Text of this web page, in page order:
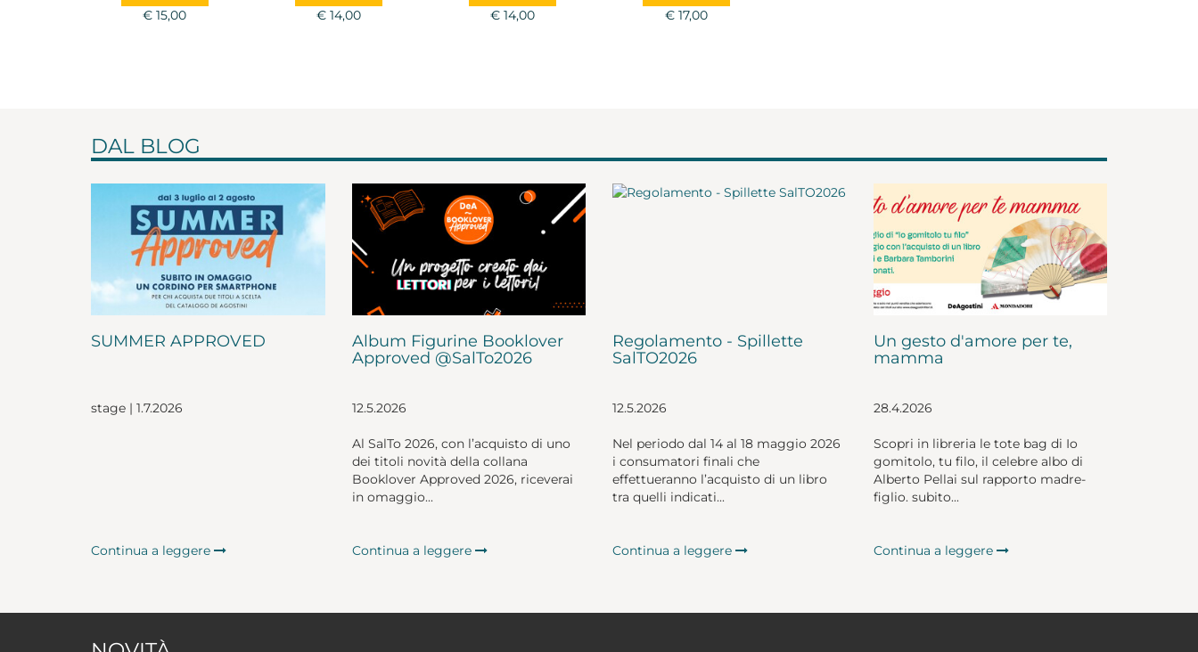
€ 15,00 € 14,00 € 14,00 € 17,00
DAL BLOG
SUMMER APPROVED
stage | 1.7.2026
Continua a leggere
Album Figurine Booklover
Approved @SalTo2026
12.5.2026
Al SalTo 2026, con l’acquisto di uno
dei titoli novità della collana
Booklover Approved 2026, riceverai
in omaggio...
Continua a leggere
Regolamento - Spillette
SalTO2026
12.5.2026
Nel periodo dal 14 al 18 maggio 2026
i consumatori finali che
effettueranno l’acquisto di un libro
tra quelli indicati...
Continua a leggere
Un gesto d'amore per te,
mamma
28.4.2026
Scopri in libreria le tote bag di Io
gomitolo, tu filo, il celebre albo di
Alberto Pellai sul rapporto madre-
figlio. subito...
Continua a leggere